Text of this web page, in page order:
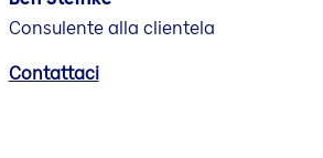
Consulente alla clientela
Contattaci